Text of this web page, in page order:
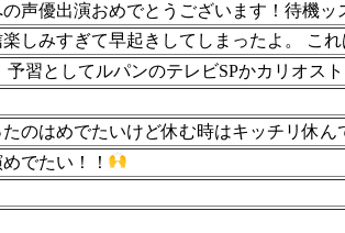
声優出演おめでとうございます！待機ッ
しみすぎて早起きしてしまったよ。 これ
習としてルパンのテレビSPかカリオス
のはめでたいけど休む時はキッチリ休ん
でたい！！